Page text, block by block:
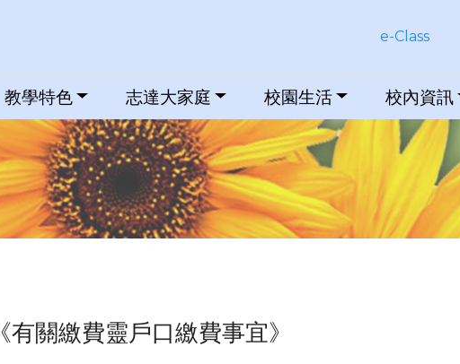
《有關繳費靈戶口繳費事宜》
e-Class
教學特色 志達大家庭 校園生活 校內資訊